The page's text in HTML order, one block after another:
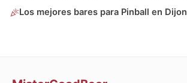
Los mejores bares para Pinball en Dijon